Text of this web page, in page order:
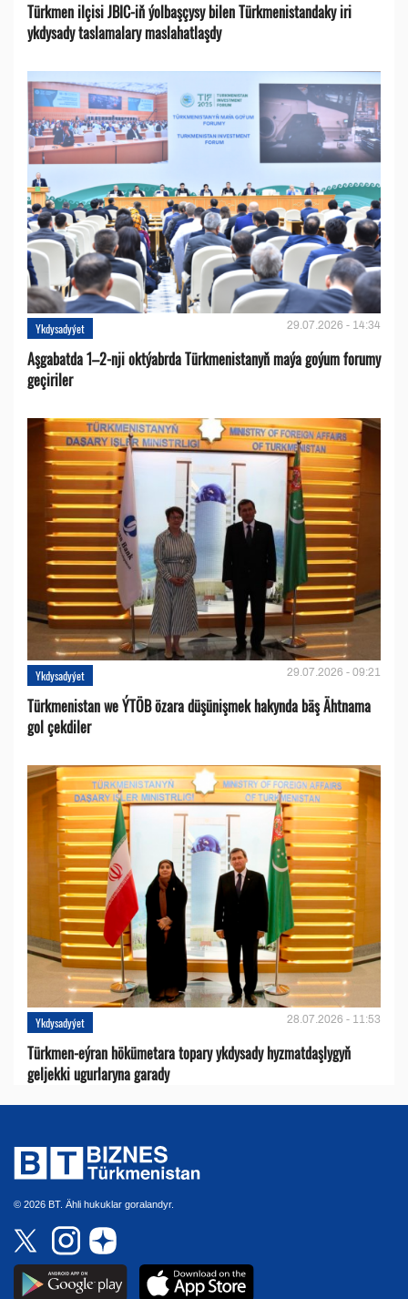
Türkmen ilçisi JBIC-iň ýolbaşçysy bilen Türkmenistandaky iri
ykdysady taslamalary maslahatlaşdy
Ykdysadyýet 29.07.2026 - 14:34
Aşgabatda 1–2-nji oktýabrda Türkmenistanyň maýa goýum forumy
geçiriler
Ykdysadyýet 29.07.2026 - 09:21
Türkmenistan we ÝTÖB özara düşünişmek hakynda bäş Ähtnama
gol çekdiler
Ykdysadyýet 28.07.2026 - 11:53
Türkmen-eýran hökümetara topary ykdysady hyzmatdaşlygyň
geljekki ugurlaryna garady
© 2026 BT. Ähli hukuklar goralandyr.